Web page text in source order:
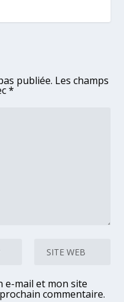
publiée. Les champs
*
e-mail et mon site
commentaire.